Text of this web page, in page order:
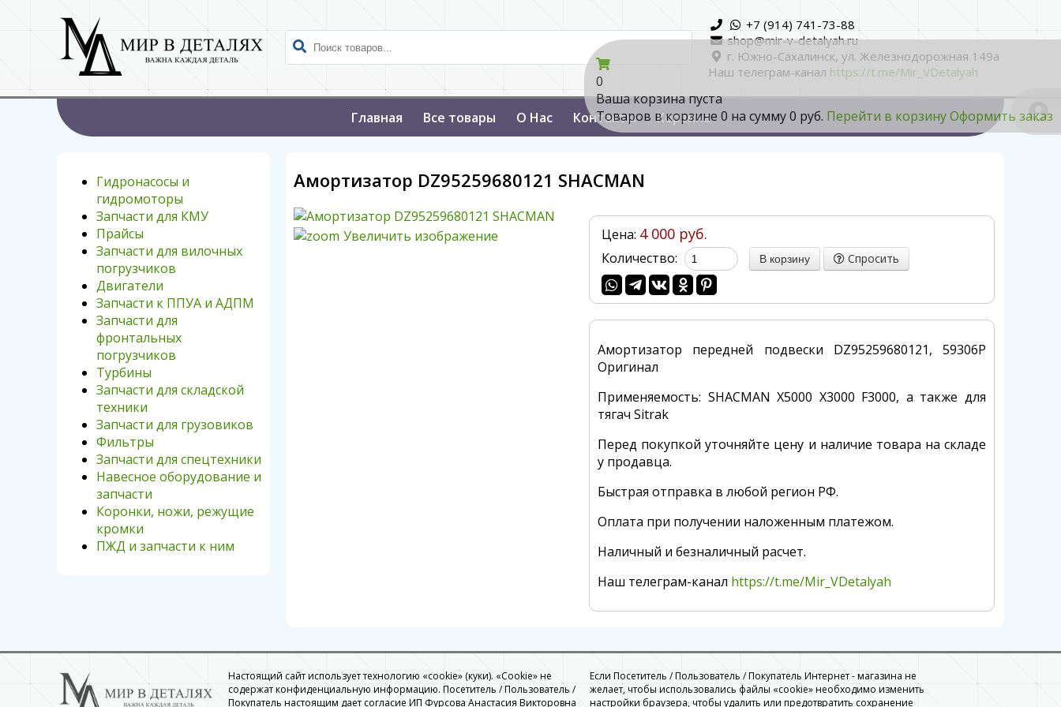
0
Ваша корзина пуста
Товаров в корзине 0 на сумму0 руб. Перейти в корзинуОформить заказ
+7 (914) 741-73-88
shop@mir-v-detalyah.ru
г. Южно-Сахалинск, ул. Железнодорожная 149а
Наш телеграм-канал https://t.me/Mir_VDetalyah
Главная Все товары О Нас Контакты Корзина
Гидронасосы и
гидромоторы
Запчасти для КМУ
Прайсы
Запчасти для вилочных
погрузчиков
Двигатели
Запчасти к ППУА и АДПМ
Запчасти для
фронтальных
погрузчиков
Турбины
Запчасти для складской
техники
Запчасти для грузовиков
Фильтры
Запчасти для спецтехники
Навесное оборудование и
запчасти
Коронки, ножи, режущие
кромки
ПЖД и запчасти к ним
Амортизатор DZ95259680121 SHACMAN
Увеличить изображение Цена: 4 000 руб.
Количество: Спросить
Амортизатор передней подвески DZ95259680121, 59306P
Оригинал
Применяемость: SHACMAN X5000 X3000 F3000, а также для
тягач Sitrak
Перед покупкой уточняйте цену и наличие товара на складе
у продавца.
Быстрая отправка в любой регион РФ.
Оплата при получении наложенным платежом.
Наличный и безналичный расчет.
Наш телеграм-канал https://t.me/Mir_VDetalyah
Настоящий сайт использует технологию «cookie» (куки). «Cookie» не
содержат конфиденциальную информацию. Посетитель / Пользователь /
Покупатель настоящим дает согласие ИП Фурсова Анастасия Викторовна
Если Посетитель / Пользователь / Покупатель Интернет - магазина не
желает, чтобы использовались файлы «cookie» необходимо изменить
настройки браузера, чтобы удалить или предотвратить сохранение